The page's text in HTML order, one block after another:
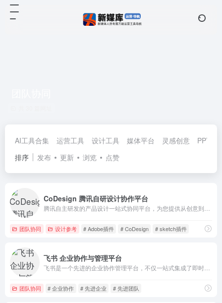
AI工具合集 运营工具 设计工具 媒体平台 灵感创意
PPT模
排序
发布 更新 浏览 点赞
CoDesign 腾讯自研设计协作平台
团队协同 设计参考 # Adobe插件 # CoDesign # sketch插件
飞书 企业协作与管理平台
团队协同 # 企业协作 # 先进企业 # 先进团队